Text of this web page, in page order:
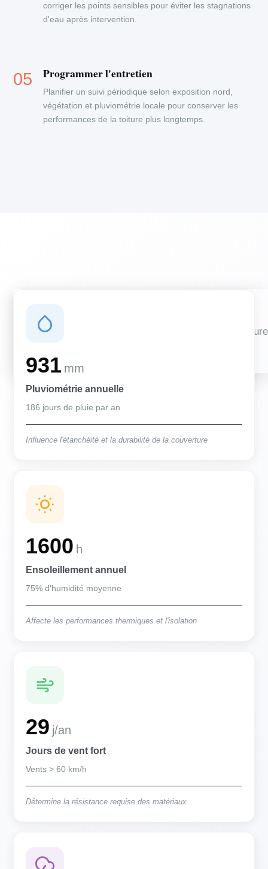
corriger les points sensibles pour éviter les stagnations
d'eau après intervention.
Programmer l'entretien
Planifier un suivi périodique selon exposition nord,
végétation et pluviométrie locale pour conserver les
performances de la toiture plus longtemps.
Des conditions qui influencent vos travaux de couverture
931 mm
Pluviométrie annuelle
186 jours de pluie par an
Influence l'étanchéité et la durabilité de la couverture
1600 h
Ensoleillement annuel
75% d'humidité moyenne
Affecte les performances thermiques et l'isolation
29 j/an
Jours de vent fort
Vents > 60 km/h
Détermine la résistance requise des matériaux